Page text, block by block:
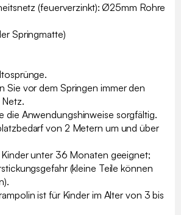
(feuerverzinkt): Ø25mm Rohre
Springmatte)
Sie vor dem Springen immer den
Netz.
die Anwendungshinweise sorgfältig.
von 2 Metern um und über
unter 36 Monaten geeignet;
(kleine Teile können
ist für Kinder im Alter von 3 bis